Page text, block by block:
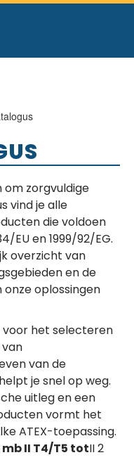
om zorgvuldige
vind je alle
die voldoen
EU en 1999/92/EG.
overzicht van
en de
oplossingen
het selecteren
van de
je snel op weg.
uitleg en een
vormt het
ATEX-toepassing.
mb II T4/T5 totII 2